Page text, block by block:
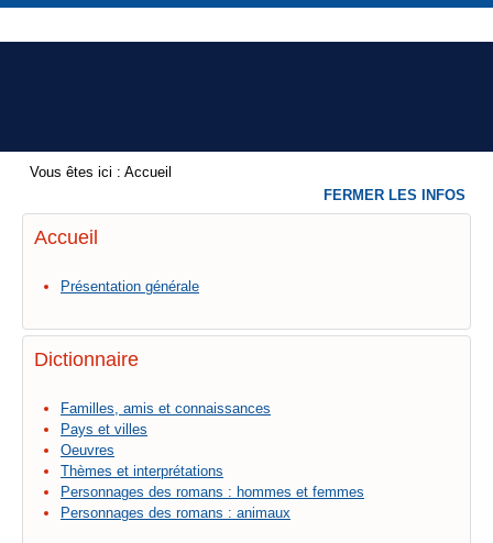
Vous êtes ici : Accueil
Accueil
Présentation générale
Dictionnaire
Familles, amis et connaissances
Pays et villes
Oeuvres
Thèmes et interprétations
Personnages des romans : hommes et femmes
Personnages des romans : animaux
FERMER LES INFOS